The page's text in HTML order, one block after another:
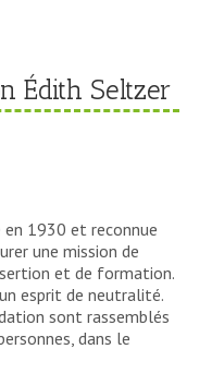
Édith Seltzer
1930 et reconnue
une mission de
et de formation.
esprit de neutralité.
sont rassemblés
dans le